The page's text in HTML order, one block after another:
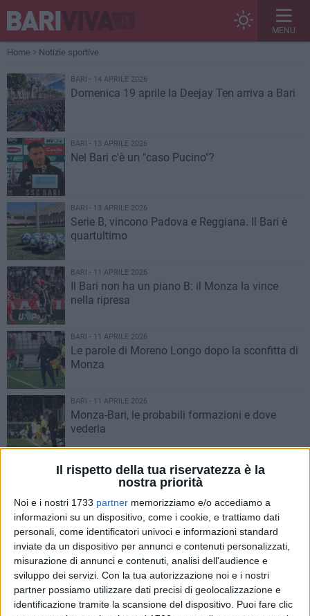
Il rispetto della tua riservatezza è la
nostra priorità
Noi e i nostri 1733 partner memorizziamo e/o accediamo a
informazioni su un dispositivo, come i cookie, e trattiamo dati
personali, come identificatori univoci e informazioni standard
inviate da un dispositivo per annunci e contenuti personalizzati,
misurazione di annunci e contenuti, analisi dell'audience e
sviluppo dei servizi. Con la tua autorizzazione noi e i nostri
partner possiamo utilizzare dati precisi di geolocalizzazione e
identificazione tramite la scansione del dispositivo. Puoi fare clic
MENU
Home Notizie sportive
BARI - 14 APRILE 2026
Domenica 19 aprile la Deejay Ten arriva a Bari
BARI - 13 APRILE 2026
Nel Bari c'è un "caso Pucino"?
BARI - 13 APRILE 2026
Serie B, vincono Padova e Reggiana. Il Bari è
quartultimo
BARI - 11 APRILE 2026
Il Bari non ha un piano B: il Monza la vince
nella ripresa
BARI - 11 APRILE 2026
Le parole di Moreno Longo dopo la sconfitta di
Monza
BARI - 11 APRILE 2026
Monza-Bari, le probabili formazioni e dove
vederla
BARI - 10 APRILE 2026
Monza-Bari, Moreno Longo convoca 24
BARI - 10 APRILE 2026
Baresi a Monza: superata quota mille biglietti
venduti nel settore ospiti
BARI - 10 APRILE 2026
Vigilia di Monza-Bari, parola a mister Longo